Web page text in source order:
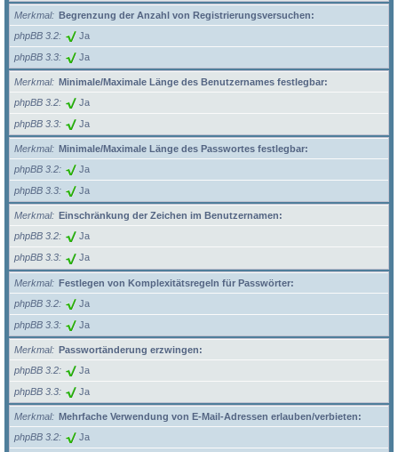
Merkmal
Begrenzung der Anzahl von Registrierungsversuchen:
phpBB 3.2
Ja
phpBB 3.3 Ja
Merkmal
Minimale/Maximale Länge des Benutzernames festlegbar:
phpBB 3.2
Ja
phpBB 3.3 Ja
Merkmal
Minimale/Maximale Länge des Passwortes festlegbar:
phpBB 3.2
Ja
phpBB 3.3 Ja
Merkmal
Einschränkung der Zeichen im Benutzernamen:
phpBB 3.2
Ja
phpBB 3.3 Ja
Merkmal
Festlegen von Komplexitätsregeln für Passwörter:
phpBB 3.2
Ja
phpBB 3.3 Ja
Merkmal
Passwortänderung erzwingen:
phpBB 3.2
Ja
phpBB 3.3 Ja
Merkmal
Mehrfache Verwendung von E-Mail-Adressen erlauben/verbieten:
phpBB 3.2
Ja